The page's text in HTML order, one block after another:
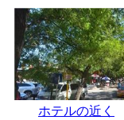
ホテルの近く